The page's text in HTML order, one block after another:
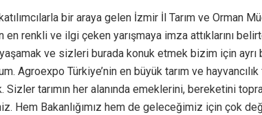
bir araya gelen İzmir İl Tarım ve Orman
en renkli ve ilgi çeken yarışmaya imza attıklarını
ve sizleri burada konuk etmek bizim için ayrı
Agroexpo Türkiye’nin en büyük tarım ve
tarımın her alanında emeklerini, bereketini
Hem Bakanlığımız hem de geleceğimiz için çok